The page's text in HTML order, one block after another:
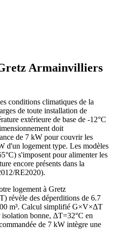
Armainvilliers
conditions climatiques de la
de toute installation de
extérieure de base de -12°C
doit
de 7 kW pour couvrir les
d'un logement type. Les modèles
s'imposent pour alimenter les
encore présents dans la
RE2020).
logement à Gretz
révèle des déperditions de 6.7
m³. Calcul simplifié G×V×ΔT
bonne, ΔT=32°C en
de 7 kW intègre une